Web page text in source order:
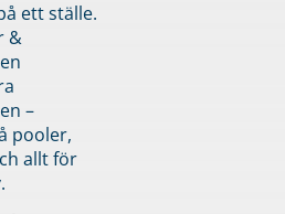
ett ställe.
&
–
pooler,
allt för